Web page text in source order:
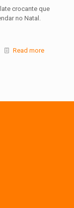
crocante que
no Natal.
Read more